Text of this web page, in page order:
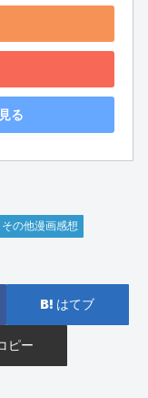
る
その他漫画感想
はてブ
ピー